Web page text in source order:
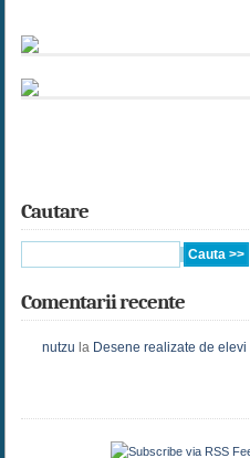
Cautare
Comentarii recente
nutzu la Desene realizate de elevi II